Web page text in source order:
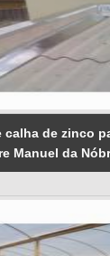
calha de zinco
Manuel da